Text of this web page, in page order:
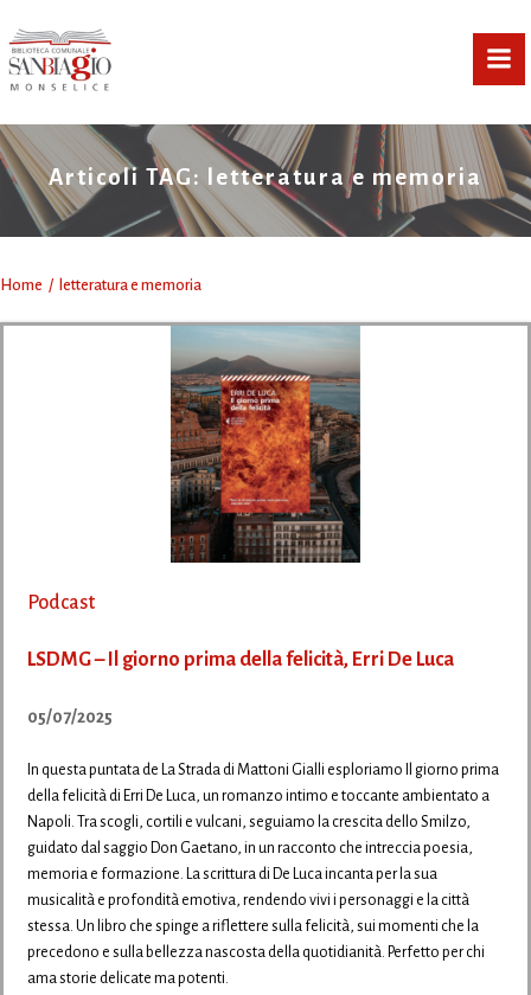
Articoli TAG: letteratura e memoria
Home letteratura e memoria
Podcast
LSDMG – Il giorno prima della felicità, Erri De Luca
05/07/2025
In questa puntata de La Strada di Mattoni Gialli esploriamo Il giorno prima
della felicità di Erri De Luca, un romanzo intimo e toccante ambientato a
Napoli. Tra scogli, cortili e vulcani, seguiamo la crescita dello Smilzo,
guidato dal saggio Don Gaetano, in un racconto che intreccia poesia,
memoria e formazione. La scrittura di De Luca incanta per la sua
musicalità e profondità emotiva, rendendo vivi i personaggi e la città
stessa. Un libro che spinge a riflettere sulla felicità, sui momenti che la
precedono e sulla bellezza nascosta della quotidianità. Perfetto per chi
ama storie delicate ma potenti.